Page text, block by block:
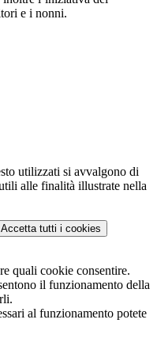
e i nonni.
utilizzati si avvalgono di
alle finalità illustrate nella
Accetta tutti i cookies
quali cookie consentire.
il funzionamento della
al funzionamento potete